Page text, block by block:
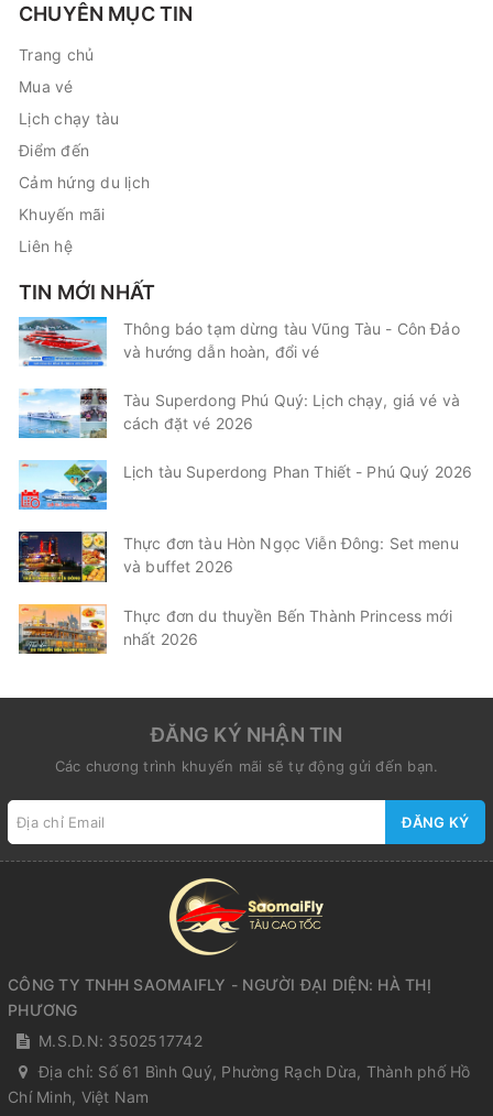
CHUYÊN MỤC TIN
Trang chủ
Mua vé
Lịch chạy tàu
Điểm đến
Cảm hứng du lịch
Khuyến mãi
Liên hệ
TIN MỚI NHẤT
Thông báo tạm dừng tàu Vũng Tàu - Côn Đảo
và hướng dẫn hoàn, đổi vé
Tàu Superdong Phú Quý: Lịch chạy, giá vé và
cách đặt vé 2026
Lịch tàu Superdong Phan Thiết - Phú Quý 2026
Thực đơn tàu Hòn Ngọc Viễn Đông: Set menu
và buffet 2026
Thực đơn du thuyền Bến Thành Princess mới
nhất 2026
ĐĂNG KÝ NHẬN TIN
Các chương trình khuyến mãi sẽ tự động gửi đến bạn.
ĐĂNG KÝ
CÔNG TY TNHH SAOMAIFLY - NGƯỜI ĐẠI DIỆN: HÀ THỊ
PHƯƠNG
M.S.D.N: 3502517742
Địa chỉ: Số 61 Bình Quý, Phường Rạch Dừa, Thành phố Hồ
Chí Minh, Việt Nam